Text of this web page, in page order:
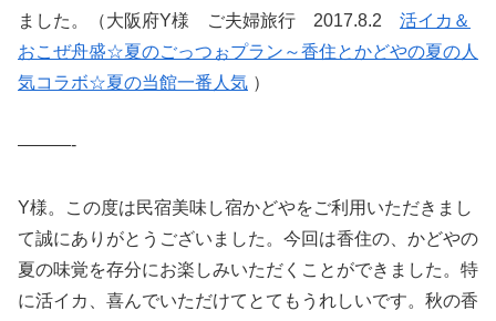
ました。（大阪府Y様 ご夫婦旅行 2017.8.2 活イカ＆
おこぜ舟盛☆夏のごっつぉプラン～香住とかどやの夏の人
気コラボ☆夏の当館一番人気 ）
———-
Y様。この度は民宿美味し宿かどやをご利用いただきまし
て誠にありがとうございました。今回は香住の、かどやの
夏の味覚を存分にお楽しみいただくことができました。特
に活イカ、喜んでいただけてとてもうれしいです。秋の香